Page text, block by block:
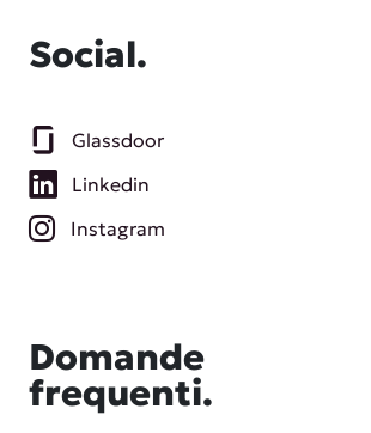
Social.
Glassdoor
Linkedin
Instagram
Domande
frequenti.